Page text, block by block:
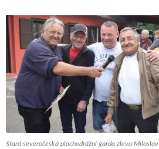
Stará severočeská plochodrážní garda zleva Miloslav